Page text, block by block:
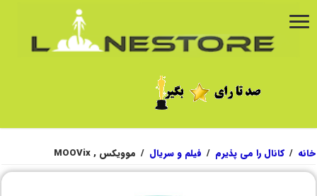
خانه / کانال را می پذیرم / فیلم و سریال / موویکس , MOOVix